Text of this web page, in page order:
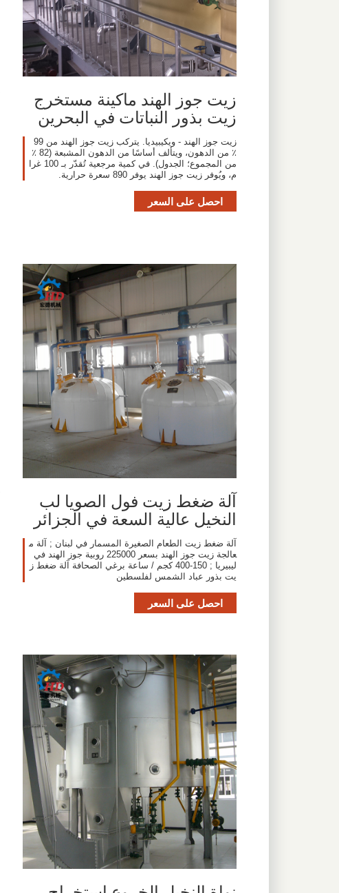
زيت جوز الهند ماكينة مستخرج
زيت بذور النباتات في البحرين
زيت جوز الهند - ويكيبيديا. يتركب زيت جوز الهند من 99
٪ من الدهون، ويتألف أساسًا من الدهون المشبعة (82 ٪
من المجموع؛ الجدول). في كمية مرجعية تُقدّر بـ 100 غرا
م، ويُوفر زيت جوز الهند يوفر 890 سعرة حرارية.
احصل على السعر
آلة ضغط زيت فول الصويا لب
النخيل عالية السعة في الجزائر
آلة ضغط زيت الطعام الصغيرة المسمار في لبنان ; آلة م
عالجة زيت جوز الهند بسعر 225000 روبية جوز الهند في
ليبيريا ; 150-400 كجم / ساعة برغي الصحافة آلة ضغط ز
يت بذور عباد الشمس لفلسطين
احصل على السعر